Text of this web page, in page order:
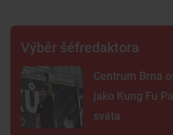
Výběr šéfredaktora
Centrum Brna
jako Kung Fu
světa